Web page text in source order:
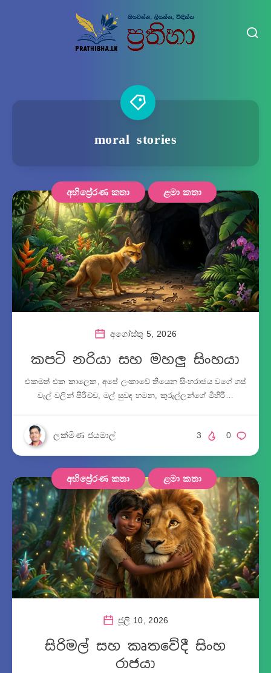
moral stories
අභිප්‍රේරණ කතා ළමා කතා
අගෝස්තු 5, 2026
කපටි නරියා සහ මහලු සිංහයා
එකමත් එක කාලෙක, අපේ ලංකාවේ තියෙන සිංහරාජය වගේ ගස්
වැල් වලින් පිරිච්ච, මල් සුවඳ හමන, කුරුල්ලන්ගේ මිහිරි…
ලක්මිණ ජයමාල් 0
3
අභිප්‍රේරණ කතා ළමා කතා
ජූලි 10, 2026
සිරිමල් සහ කෘතවේදී සිංහ
රාජයා